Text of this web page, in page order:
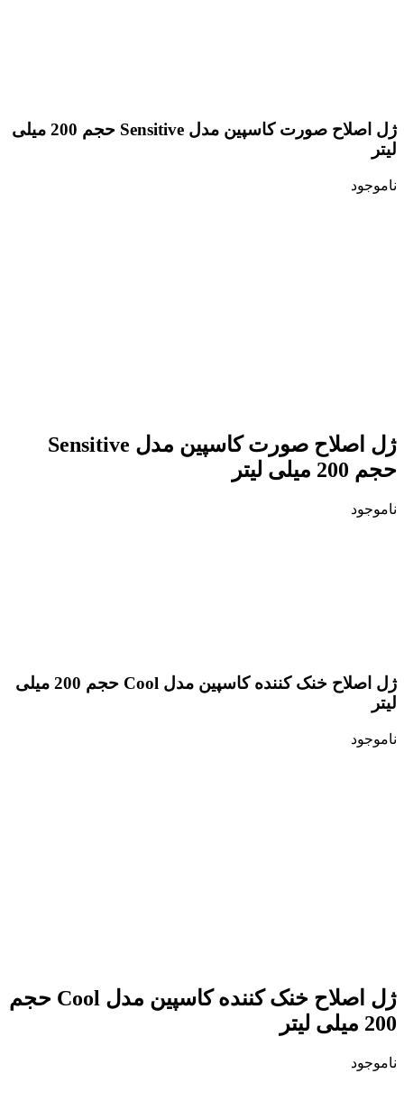
ژل اصلاح صورت کاسپین مدل Sensitive حجم 200 میلی
لیتر
ناموجود
ژل اصلاح صورت کاسپین مدل Sensitive
حجم 200 میلی لیتر
ناموجود
ژل اصلاح خنک کننده کاسپین مدل Cool حجم 200 میلی
لیتر
ناموجود
ژل اصلاح خنک کننده کاسپین مدل Cool حجم
200 میلی لیتر
ناموجود